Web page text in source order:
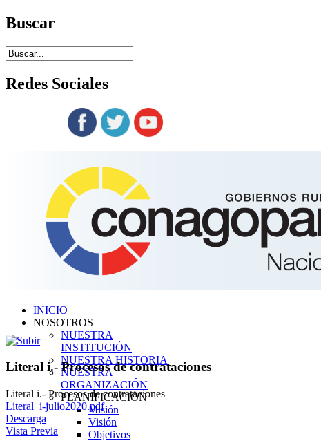
Buscar
Redes Sociales
INICIO
NOSOTROS
NUESTRA
INSTITUCIÓN
NUESTRA HISTORIA
NUESTRA
ORGANIZACIÓN
PLANIFICACIÓN
Misión
Visión
Objetivos
Literal i.- Procesos de contrataciones
Literal i.- Procesos de contrataciones
Literal_i-julio2020.pdf
Descarga
Vista Previa